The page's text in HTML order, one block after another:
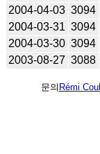
2004-04-03 3094
2004-03-31 3094
2004-03-30 3094
2003-08-27 3088
문의 Rémi